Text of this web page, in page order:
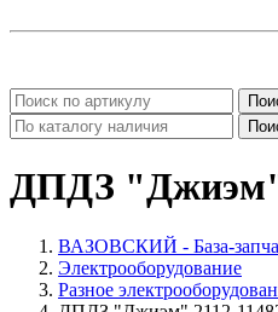
ДПДЗ "Джиэм"
ВАЗОВСКИЙ - База-
Электрооборудование
Разное